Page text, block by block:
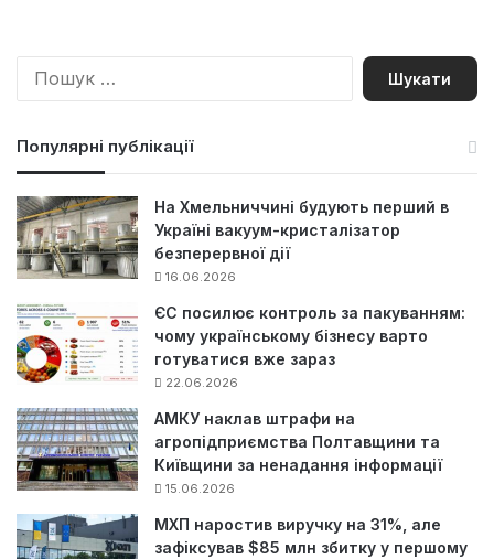
П
Популярні публікації
На Хмельниччині будують перший в
Україні вакуум-кристалізатор
безперервної дії
16.06.2026
ЄС посилює контроль за пакуванням:
чому українському бізнесу варто
готуватися вже зараз
22.06.2026
АМКУ наклав штрафи на
агропідприємства Полтавщини та
Київщини за ненадання інформації
15.06.2026
МХП наростив виручку на 31%, але
зафіксував $85 млн збитку у першому